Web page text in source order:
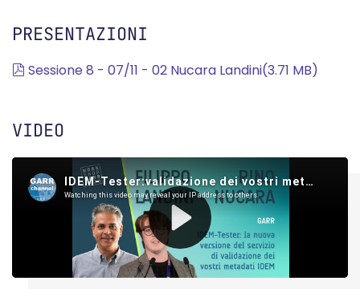
PRESENTAZIONI
pdf
Sessione 8 - 07/11 - 02 Nucara Landini(3.71 MB)
VIDEO